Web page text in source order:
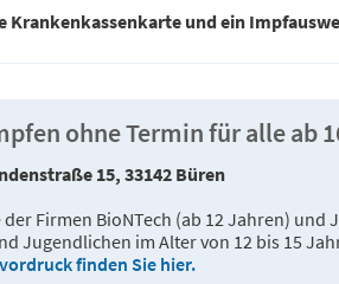
Krankenkassenkarte und ein
ohne Termin für alle ab
15, 33142 Büren
Firmen BioNTech (ab 12 Jahren) und
Jugendlichen im Alter von 12 bis 15
finden Sie hier.